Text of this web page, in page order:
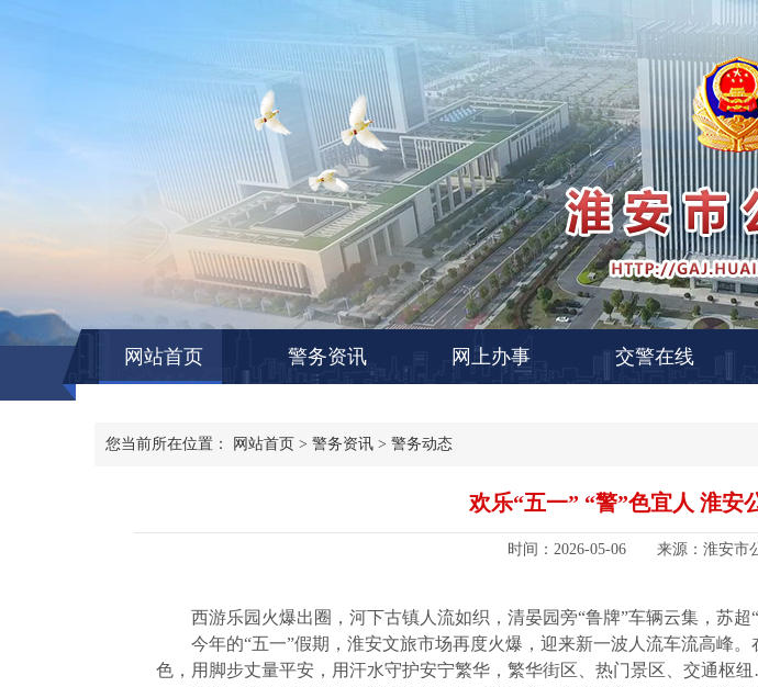
网站首页 警务资讯 网上办事 交警在线
您当前所在位置： 网站首页 > 警务资讯 > 警务动态
欢乐“五一” “警”色宜人 淮安
时间：2026-05-06 来源：淮安
西游乐园火爆出圈，河下古镇人流如织，清晏园旁“鲁牌”车辆云集，苏超
今年的“五一”假期，淮安文旅市场再度火爆，迎来新一波人流车流高峰
色，用脚步丈量平安，用汗水守护安宁繁华，繁华街区、热门景区、交通枢